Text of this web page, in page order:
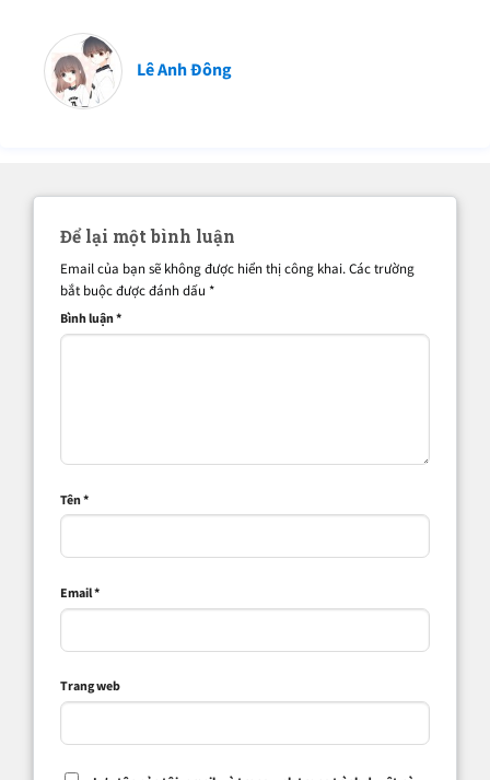
Lê Anh Đông
Để lại một bình luận
Email của bạn sẽ không được hiển thị công khai.Các trường
bắt buộc được đánh dấu *
Bình luận*
Tên*
Email*
Trang web